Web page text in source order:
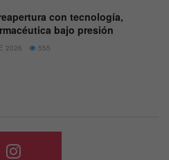
con tecnología,
bajo presión
2026 555